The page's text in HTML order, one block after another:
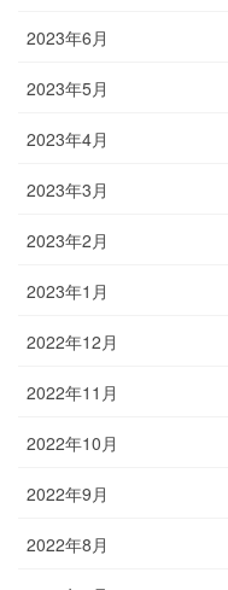
2023年6月
2023年5月
2023年4月
2023年3月
2023年2月
2023年1月
2022年12月
2022年11月
2022年10月
2022年9月
2022年8月